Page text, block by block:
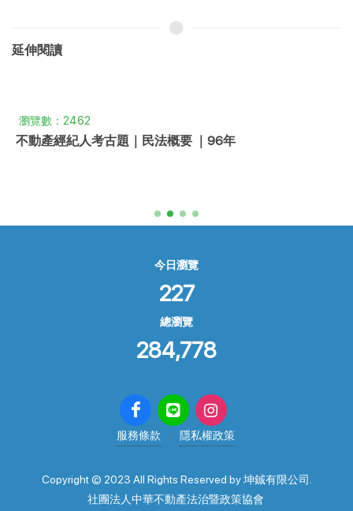
延伸閱讀
瀏覽數：2462
不動產經紀人考古題｜民法概要 ｜96年
今日瀏覽
227
總瀏覽
284,778
服務條款 隱私權政策
Copyright © 2023 All Rights Reserved by 坤鋮有限公司.
社團法人中華不動產法治暨政策協會